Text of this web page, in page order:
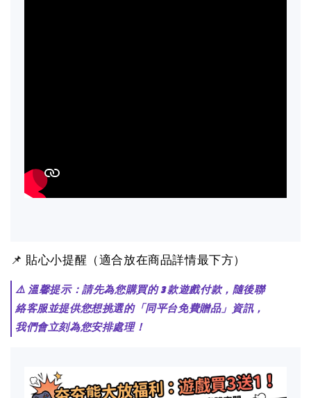
📌 貼心小提醒（適合放在商品詳情最下方）
⚠️ 溫馨提示：請先為您購買的 3 款遊戲付款，隨後聯
絡客服並提供您想挑選的「同平台免費贈品」資訊，
我們會立刻為您安排處理！